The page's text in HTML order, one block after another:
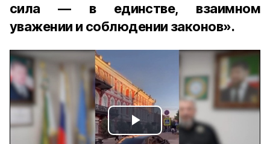
сила — в единстве, взаимном
уважении и соблюдении законов».
Play